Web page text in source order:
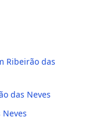
Ribeirão das
das Neves